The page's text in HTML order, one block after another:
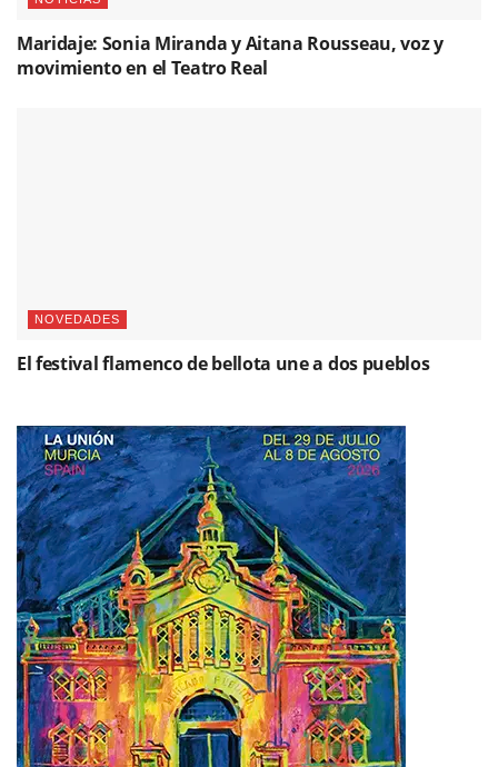
Maridaje: Sonia Miranda y Aitana Rousseau, voz y
movimiento en el Teatro Real
NOVEDADES
El festival flamenco de bellota une a dos pueblos